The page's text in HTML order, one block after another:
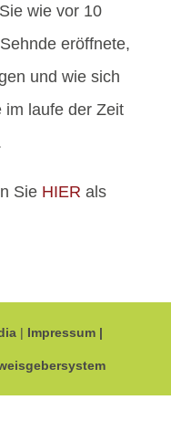
wie vor 10
eröffnete,
und wie sich
im laufe der Zeit
Sie HIER als
| Impressum |